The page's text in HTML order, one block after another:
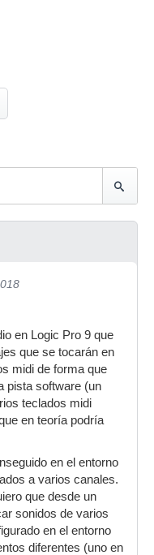
en Logic Pro 9 que
que se tocarán en
midi de forma que
pista software (un
teclados midi
en teoría podría
en el entorno
a varios canales.
que desde un
sonidos de varios
en el entorno
diferentes (uno en